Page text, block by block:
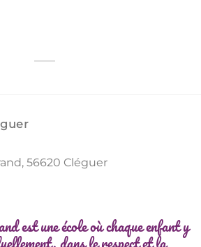
56620 Cléguer
est une école où chaque enfant y